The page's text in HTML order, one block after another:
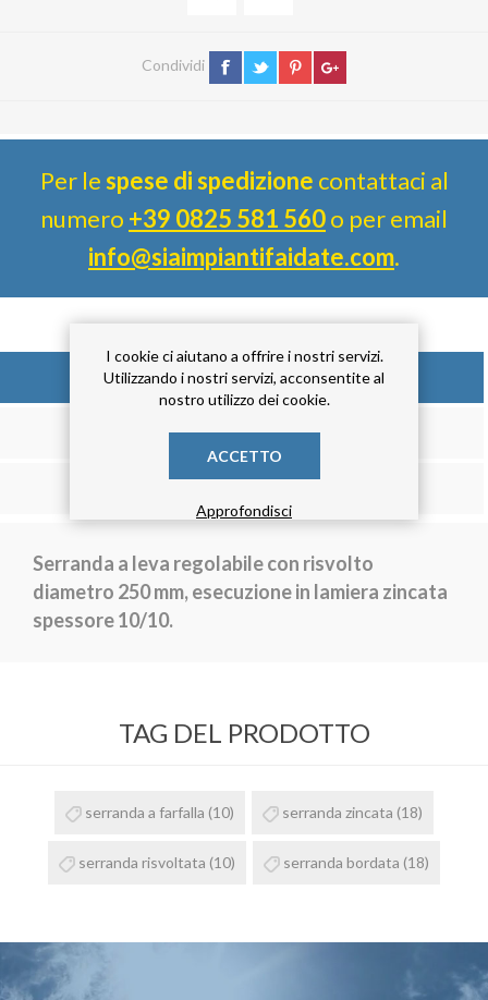
Condividi
Per lespese di spedizione contattaci al
numero +39 0825 581 560o per email
info@siaimpiantifaidate.com.
DESCRIZIONE
RECENSIONE
Serranda a leva regolabile con risvolto
diametro 250 mm, esecuzione in lamiera zincata
spessore 10/10.
TAG DEL PRODOTTO
serranda a farfalla (10) serranda zincata (18)
serranda risvoltata (10) serranda bordata (18)
I cookie ci aiutano a offrire i nostri servizi.
Utilizzando i nostri servizi, acconsentite al
nostro utilizzo dei cookie.
ACCETTO
Approfondisci